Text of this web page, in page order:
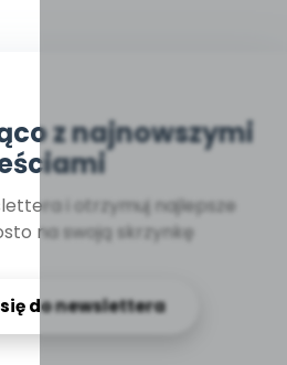
z najnowszymi
i otrzymuj najlepsze
na swoją skrzynkę
do newslettera